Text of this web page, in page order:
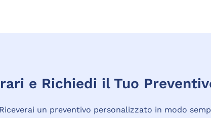
e Richiedi il Tuo
un preventivo personalizzato in modo